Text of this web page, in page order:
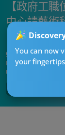
You can now
your
【政府工
中心請藝術
台製作中應
CTgoodjobs’
Published:2026-07-
Updated: